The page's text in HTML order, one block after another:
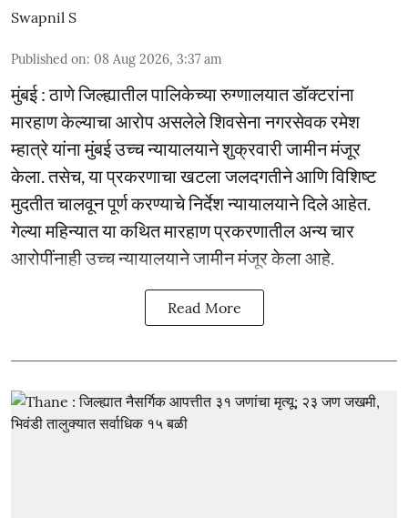
Swapnil S
Published on: 08 Aug 2026, 3:37 am
मुंबई : ठाणे जिल्ह्यातील पालिकेच्या रुग्णालयात डॉक्टरांना
मारहाण केल्याचा आरोप असलेले शिवसेना नगरसेवक रमेश
म्हात्रे यांना मुंबई उच्च न्यायालयाने शुक्रवारी जामीन मंजूर
केला. तसेच, या प्रकरणाचा खटला जलदगतीने आणि विशिष्ट
मुदतीत चालवून पूर्ण करण्याचे निर्देश न्यायालयाने दिले आहेत.
गेल्या महिन्यात या कथित मारहाण प्रकरणातील अन्य चार
आरोपींनाही उच्च न्यायालयाने जामीन मंजूर केला आहे.
Read More